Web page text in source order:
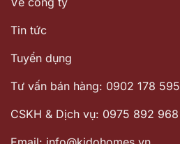
Tin tức
Tuyển dụng
Tư vấn bán hàng: 0902 178 595
CSKH & Dịch vụ: 0975 892 968